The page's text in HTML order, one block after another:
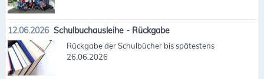
12.06.2026 Schulbuchausleihe - Rückgabe
Rückgabe der Schulbücher bis spätestens
26.06.2026